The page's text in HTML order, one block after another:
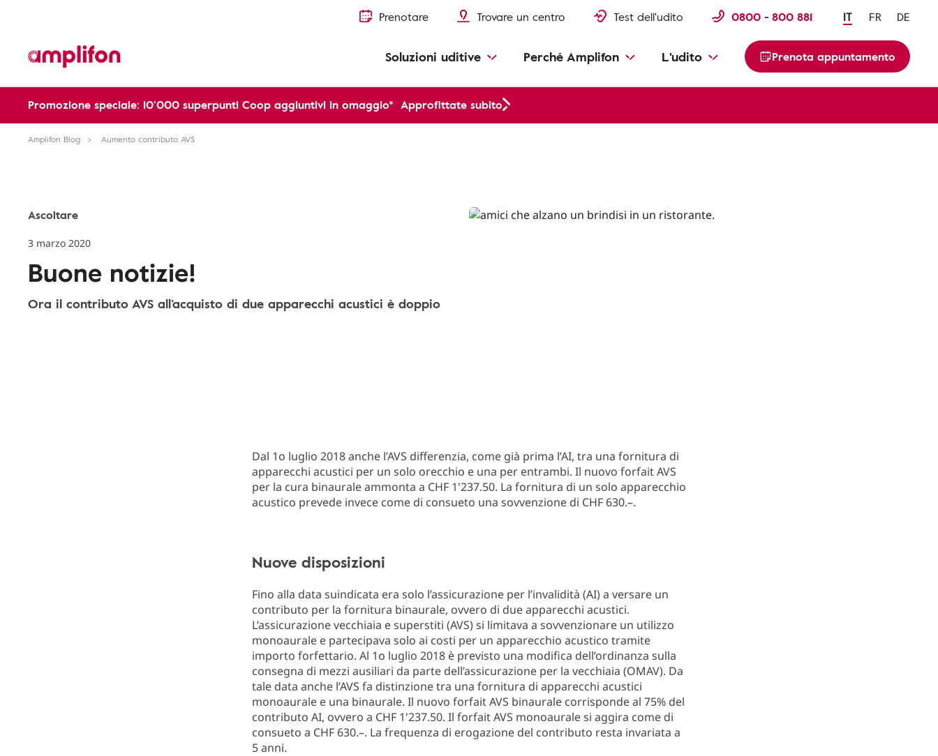
Prenotare Trovare un centro Test dell'udito 0800 - 800 881 IT FR DE
Soluzioni uditive Perché Amplifon L'udito Prenota appuntamento
Promozione speciale: 10’000 superpunti Coop aggiuntivi in omaggio* Approfittate subito
Amplifon Blog Aumento contributo AVS
Ascoltare
3 marzo 2020
Buone notizie!
Ora il contributo AVS all’acquisto di due apparecchi acustici è doppio
Dal 1o luglio 2018 anche l’AVS differenzia, come già prima l’AI, tra una fornitura di
apparecchi acustici per un solo orecchio e una per entrambi. Il nuovo forfait AVS
per la cura binaurale ammonta a CHF 1'237.50. La fornitura di un solo apparecchio
acustico prevede invece come di consueto una sovvenzione di CHF 630.–.
Nuove disposizioni
Fino alla data suindicata era solo l’assicurazione per l’invalidità (AI) a versare un
contributo per la fornitura binaurale, ovvero di due apparecchi acustici.
L’assicurazione vecchiaia e superstiti (AVS) si limitava a sovvenzionare un utilizzo
monoaurale e partecipava solo ai costi per un apparecchio acustico tramite
importo forfettario. Al 1o luglio 2018 è previsto una modifica dell’ordinanza sulla
consegna di mezzi ausiliari da parte dell’assicurazione per la vecchiaia (OMAV). Da
tale data anche l’AVS fa distinzione tra una fornitura di apparecchi acustici
monoaurale e una binaurale. Il nuovo forfait AVS binaurale corrisponde al 75% del
contributo AI, ovvero a CHF 1'237.50. Il forfait AVS monoaurale si aggira come di
consueto a CHF 630.–. La frequenza di erogazione del contributo resta invariata a
5 anni.